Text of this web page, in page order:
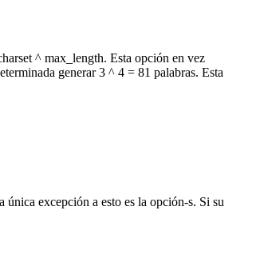
^ max_length. Esta opción en vez
generar 3 ^ 4 = 81 palabras. Esta
excepción a esto es la opción-s. Si su